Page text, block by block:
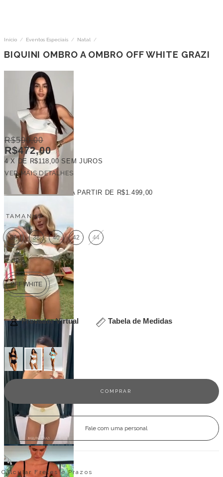
Início / Eventos Especiais / Natal /
BIQUINI OMBRO A OMBRO OFF WHITE GRAZI
R$590,00
R$472,00
4 X DE R$118,00 SEM JUROS
VER MAIS DETALHES
FRETE GRÁTIS A PARTIR DE R$1.499,00
TAMANHO:
36 38 40 42 44
COR:
OFF WHITE
Provador Virtual Tabela de Medidas
Veja outras opções
Fale com uma personal
Entregas para o CEP:
Calcular Fretes e Prazos